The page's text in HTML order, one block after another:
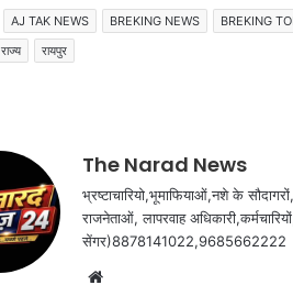
AJ TAK NEWS BREKING NEWS BREKING
राज्य रायपुर
The Narad News
भ्रष्टाचारियो,भूमाफियाओं,नशे के
राजनेताओं, लापरवाह
सेंगर)8878141022,9685662222
Website